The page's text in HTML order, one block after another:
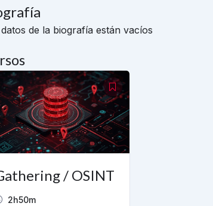
de la biografía están vacíos
/ OSINT
2h50m